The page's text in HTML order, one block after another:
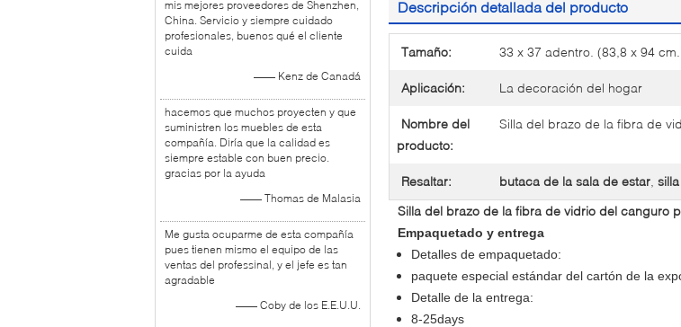
mis mejores proveedores de Shenzhen,
China. Servicio y siempre cuidado
profesionales, buenos qué el cliente
cuida
—— Kenz de Canadá
hacemos que muchos proyecten y que
suministren los muebles de esta
compañía. Diría que la calidad es
siempre estable con buen precio.
gracias por la ayuda
—— Thomas de Malasia
Me gusta ocuparme de esta compañía
pues tienen mismo el equipo de las
ventas del professinal, y el jefe es tan
agradable
—— Coby de los E.E.U.U.
Descripción detallada del producto
Tamaño: 33 x 37 adentro. (83,8 x 94
Aplicación: La decoración del hogar
Nombre del
producto:
Silla del brazo de la fibra de
Resaltar: butaca de la sala de estar
Silla del brazo de la fibra de vidrio del canguro
Empaquetado y entrega
Detalles de empaquetado:
paquete especial estándar del cartón de la
Detalle de la entrega:
8-25days